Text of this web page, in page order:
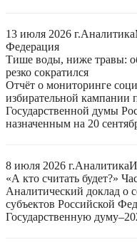
13 июля 2026 г.Аналитика
Федерация
Тише воды, ниже травы:
резко сократился
Отчёт о мониторинге
избирательной кампании
Государственной думы
назначенным на 20
8 июля 2026 г.Аналитика
«А кто считать будет?»
Аналитический доклад о
субъектов Российской
Государственную